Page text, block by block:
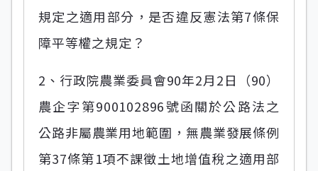
規定之適用部分，是否違反憲法第7條保
障平等權之規定？
2、行政院農業委員會90年2月2日（90）
農企字第900102896號函關於公路法之
公路非屬農業用地範圍，無農業發展條例
第37條第1項不課徵土地增值稅之適用部